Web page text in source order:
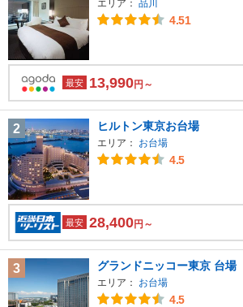
エリア： 品川
4.51
最安 13,990円～
2 ヒルトン東京お台場
エリア： お台場
4.5
最安 28,400円～
3 グランドニッコー東京 台場
エリア： お台場
4.5